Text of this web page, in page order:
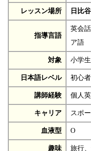
レッスン場所 日比谷
指導言語
英会
ア語
対象 小学
日本語レベル 初心者
講師経験 個人
キャリア スポ
血液型 O
趣味 旅行